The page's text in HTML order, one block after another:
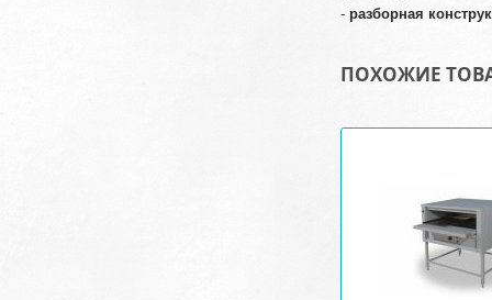
- разборная
ПОХОЖИЕ